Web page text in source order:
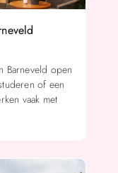
Barneveld open
of een
vaak met